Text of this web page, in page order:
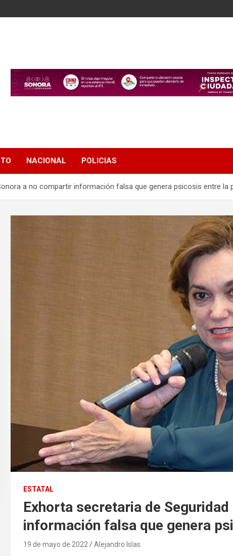
NACIONAL POLICIAS
a no compartir información falsa que genera psicosis entre la
ESTATAL
Exhorta secretaria de
información falsa que genera
19 de mayo de 2022 Alejandro Islas